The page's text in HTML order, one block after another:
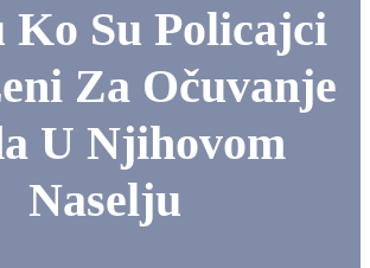
Ko Su Policajci
Za Očuvanje
U Njihovom
Naselju